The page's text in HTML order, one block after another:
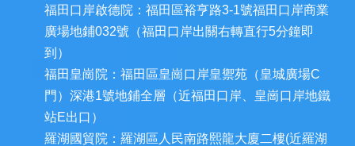
福田口岸啟德院：福田區裕亨路3-1號福田口岸商業
廣場地鋪032號（福田口岸出關右轉直行5分鐘即
到）
福田皇崗院：福田區皇崗口岸皇禦苑（皇城廣場C
門）深港1號地鋪全層（近福田口岸、皇崗口岸地鐵
站E出口）
羅湖國貿院：羅湖區人民南路熙龍大廈二樓(近羅湖